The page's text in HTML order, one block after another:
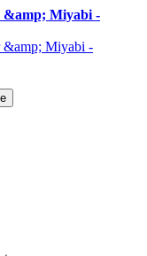
&amp; Miyabi -